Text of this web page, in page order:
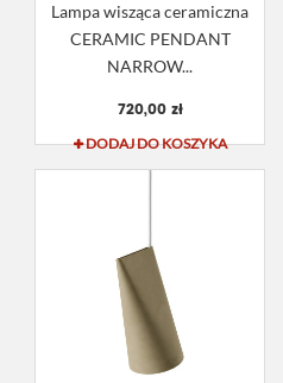
Lampa wisząca ceramiczna
CERAMIC PENDANT
NARROW...
720,00 zł
DODAJ DO KOSZYKA